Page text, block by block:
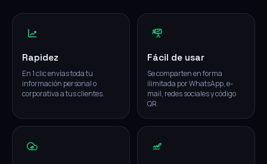
Rapidez
En 1 clic envías toda tu
información personal o
corporativa a tus clientes.
Fácil de usar
Se comparten en forma
ilimitada por WhatsApp, e-
mail, redes sociales y código
QR.